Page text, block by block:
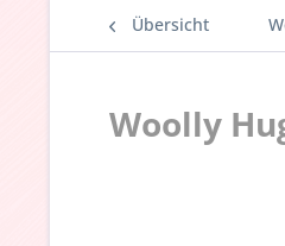
Übersicht
Woolly